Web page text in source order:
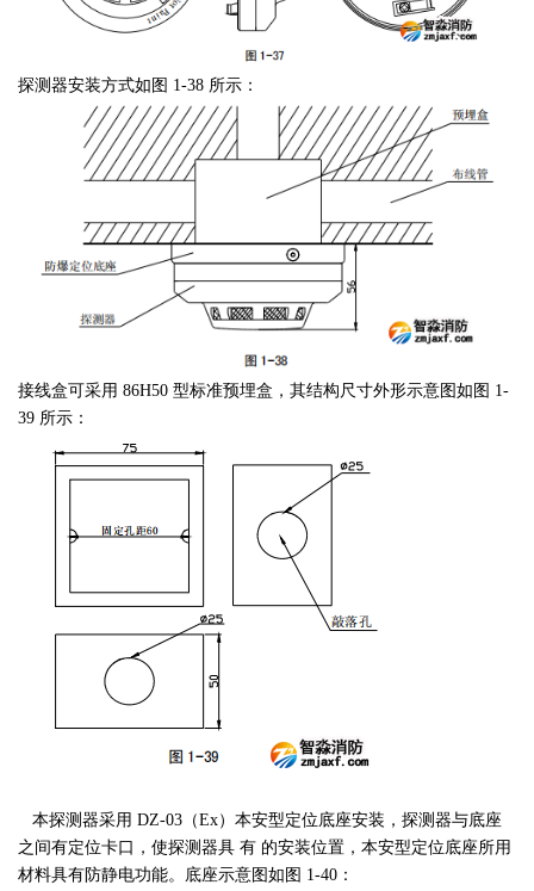
探测器安装方式如图 1-38 所示：
接线盒可采用 86H50 型标准预埋盒，其结构尺寸外形示意图如图 1-
39 所示：
本探测器采用 DZ-03（Ex）本安型定位底座安装，探测器与底座
之间有定位卡口，使探测器具 有 的安装位置，本安型定位底座所用
材料具有防静电功能。底座示意图如图 1-40：